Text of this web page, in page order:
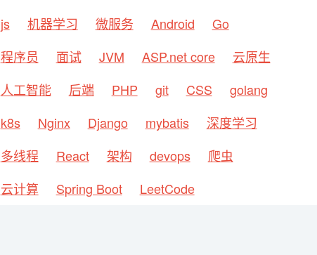
js
机器学习 微服务 Android
Go
程序员
面试 JVM ASP.net core
云原生
人工智能
后端 PHP git CSS
golang
k8s
Nginx Django mybatis
深度学习
多线程
React 架构 devops
爬虫
云计算
Spring Boot LeetCode